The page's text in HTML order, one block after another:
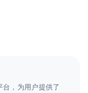
，为用户提供了